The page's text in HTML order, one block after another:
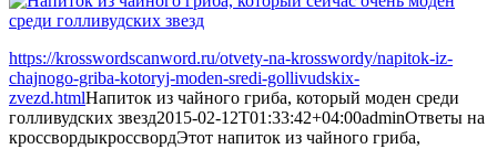
https://krosswordscanword.ru/otvety-na-krosswordy/napitok-iz-
chajnogo-griba-kotoryj-moden-sredi-gollivudskix-
zvezd.htmlНапиток из чайного гриба, который моден среди
голливудских звезд2015-02-12T01:33:42+04:00adminОтветы на
кроссвордыкроссвордЭтот напиток из чайного гриба,